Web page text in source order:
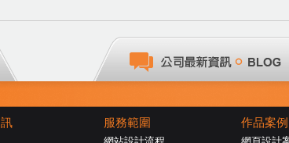
服務範圍 作品案例